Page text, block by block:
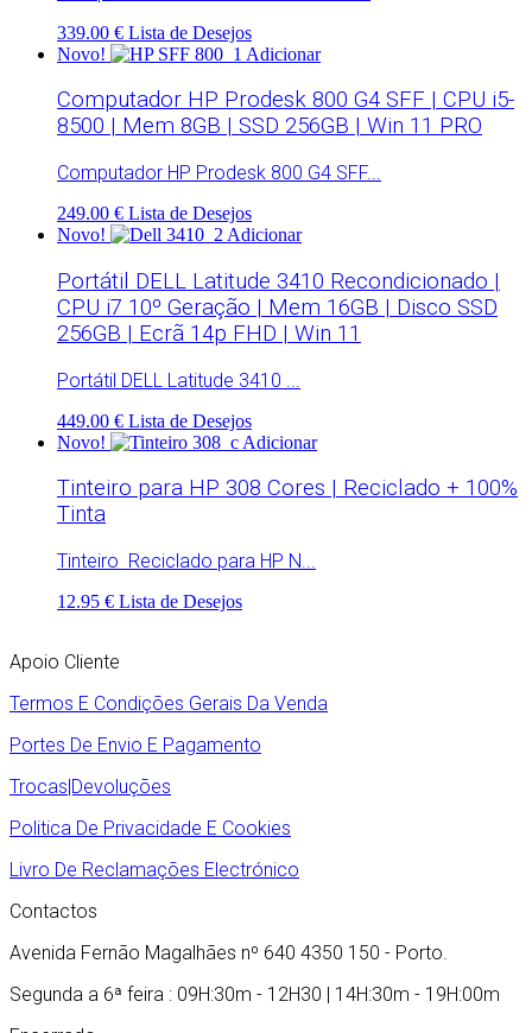
339.00 € Lista de Desejos
Novo!
Adicionar
Computador HP Prodesk 800 G4 SFF | CPU i5-
8500 | Mem 8GB | SSD 256GB | Win 11 PRO
Computador HP Prodesk 800 G4 SFF...
249.00 € Lista de Desejos
Novo!
Adicionar
Portátil DELL Latitude 3410 Recondicionado |
CPU i7 10º Geração | Mem 16GB | Disco SSD
256GB | Ecrã 14p FHD | Win 11
Portátil DELL Latitude 3410 ...
449.00 € Lista de Desejos
Novo!
Adicionar
Tinteiro para HP 308 Cores | Reciclado + 100%
Tinta
Tinteiro Reciclado para HP N...
12.95 € Lista de Desejos
Apoio Cliente
Termos E Condições Gerais Da Venda
Portes De Envio E Pagamento
Trocas|Devoluções
Politica De Privacidade E Cookies
Livro De Reclamações Electrónico
Contactos
Avenida Fernão Magalhães nº 640 4350 150 - Porto.
Segunda a 6ª feira : 09H:30m - 12H30 | 14H:30m - 19H:00m